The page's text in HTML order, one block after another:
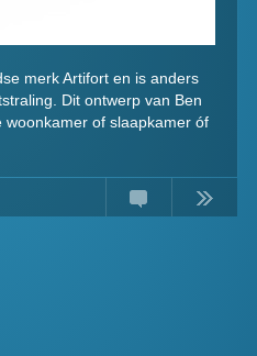
merk Artifort en is anders
Dit ontwerp van Ben
of slaapkamer óf